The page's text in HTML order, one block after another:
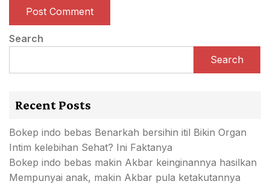
Search
Search
Recent Posts
Bokep indo bebas Benarkah bersihin itil Bikin Organ
Intim kelebihan Sehat? Ini Faktanya
Bokep indo bebas makin Akbar keinginannya hasilkan
Mempunyai anak, makin Akbar pula ketakutannya